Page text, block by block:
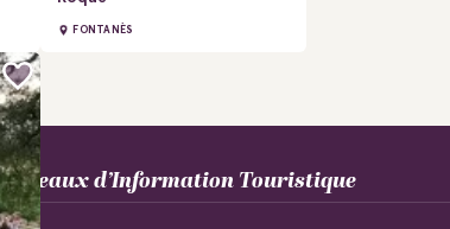
FONTANÈS
Bureaux d’Information Touristique